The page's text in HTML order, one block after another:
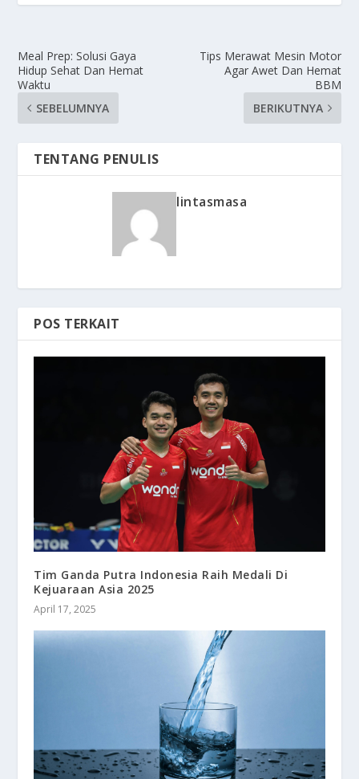
Meal Prep: Solusi Gaya
Hidup Sehat Dan Hemat
Waktu
SEBELUMNYA
Tips Merawat Mesin Motor
Agar Awet Dan Hemat
BBM
BERIKUTNYA
TENTANG PENULIS
lintasmasa
POS TERKAIT
Tim Ganda Putra Indonesia Raih Medali Di
Kejuaraan Asia 2025
April 17, 2025